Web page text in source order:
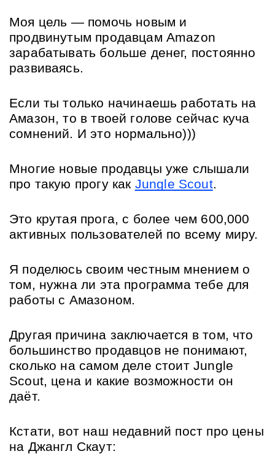
Моя цель — помочь новым и
продвинутым продавцам Amazon
зарабатывать больше денег, постоянно
развиваясь.
Если ты только начинаешь работать на
Амазон, то в твоей голове сейчас куча
сомнений. И это нормально)))
Многие новые продавцы уже слышали
про такую прогу как Jungle Scout.
Это крутая прога, с более чем 600,000
активных пользователей по всему миру.
Я поделюсь своим честным мнением о
том, нужна ли эта программа тебе для
работы с Амазоном.
Другая причина заключается в том, что
большинство продавцов не понимают,
сколько на самом деле стоит Jungle
Scout, цена и какие возможности он
даёт.
Кстати, вот наш недавний пост про цены
на Джангл Скаут: